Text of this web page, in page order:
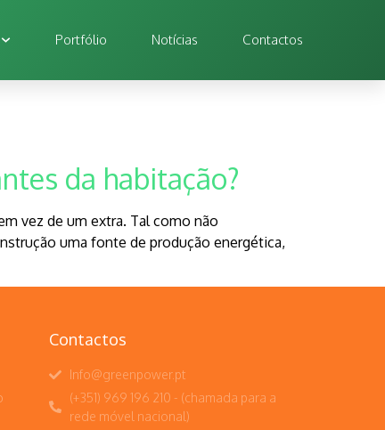
Portfólio Notícias Contactos
da habitação?
vez de um extra. Tal como não
uma fonte de produção energética,
Contactos
Info@greenpower.pt
(+351) 969 196 210 - (chamada para a
rede móvel nacional)